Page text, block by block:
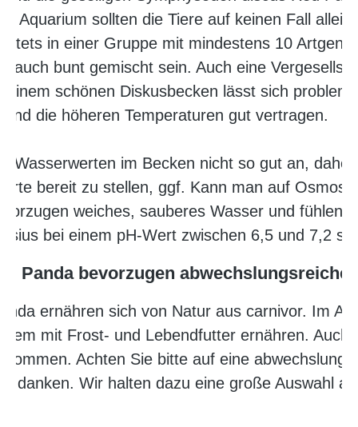
Aquarium sollten die Tiere auf keinen Fall
stets in einer Gruppe mit mindestens 10
auch bunt gemischt sein. Auch eine
schönen Diskusbecken lässt sich
die höheren Temperaturen gut vertragen.
Wasserwerten im Becken nicht so gut an,
bereit zu stellen, ggf. Kann man auf
weiches, sauberes Wasser und fühlen
bei einem pH-Wert zwischen 6,5 und 7,2
Panda bevorzugen abwechslungsreiche
ernähren sich von Natur aus carnivor. Im
mit Frost- und Lebendfutter ernähren. Auch
Achten Sie bitte auf eine
danken. Wir halten dazu eine große Auswahl